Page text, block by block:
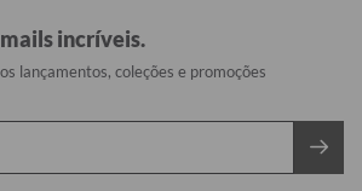
incríveis.
lançamentos, coleções e promoções